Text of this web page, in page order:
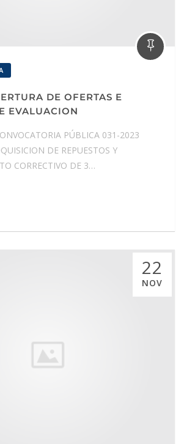
DE OFERTAS E
EVALUACION
PÚBLICA 031-2023
DE REPUESTOS Y
CORRECTIVO DE 3…
22
NOV